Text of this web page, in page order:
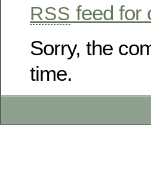
RSS feed for
Sorry, the
time.